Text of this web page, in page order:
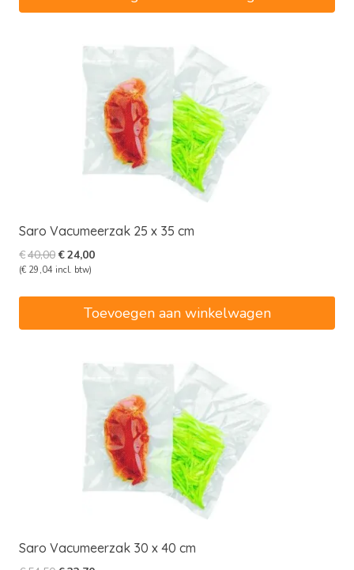
Saro Vacumeerzak 25 x 35 cm
€40,00Oorspronkelijke
prijs
€24,00Huidige
(€ 29,04 incl. btw)
Toevoegen aan winkelwagen
Saro Vacumeerzak 30 x 40 cm